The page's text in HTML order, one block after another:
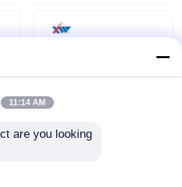
11:14 AM
are you looking